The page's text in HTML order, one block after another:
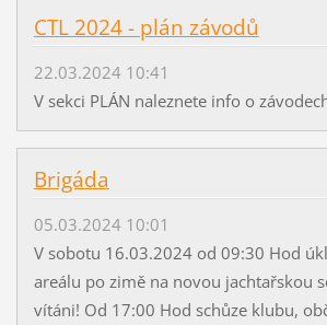
CTL 2024 - plán závodů
22.03.2024 10:41
V sekci PLÁN naleznete info o
Brigáda
05.03.2024 10:01
V sobotu 16.03.2024 od 09:30 Hod
areálu po zimě na novou jachtařskou
vítáni! Od 17:00 Hod schůze klubu,